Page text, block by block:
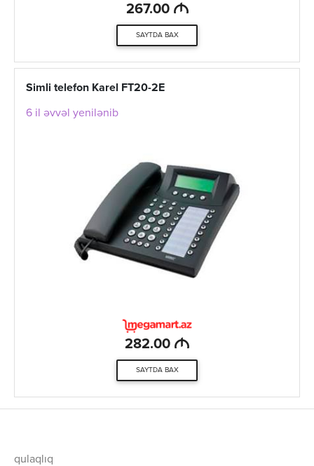
267.00 M
SAYTDA BAX
Simli telefon Karel FT20-2E
6 il əvvəl yenilənib
282.00 M
SAYTDA BAX
qulaqlıq